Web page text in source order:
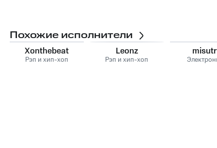
Похожие исполнители
Xonthebeat
Рэп и хип-хоп
Leonz
Рэп и хип-хоп